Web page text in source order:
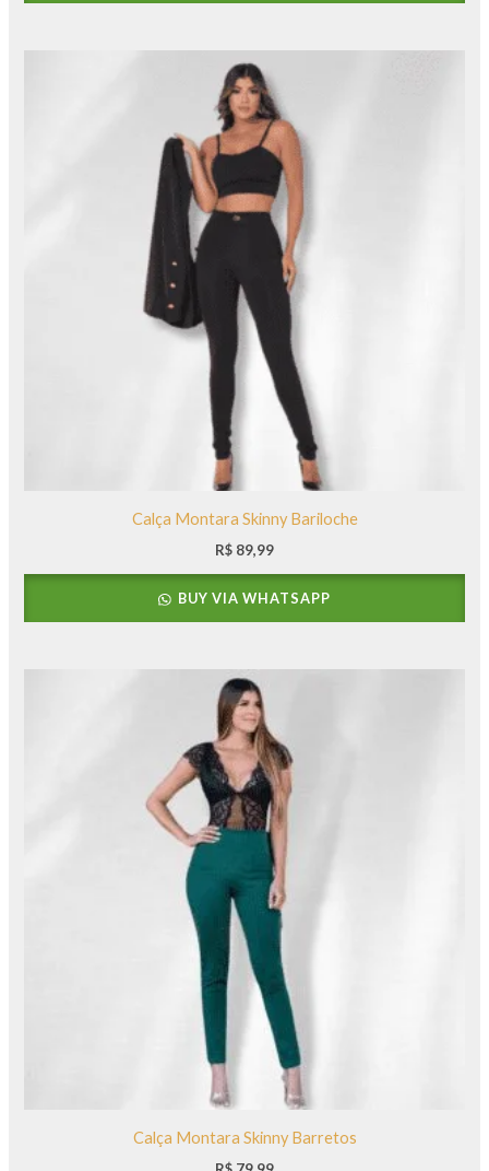
Calça Montara Skinny Bariloche
R$ 89,99
BUY VIA WHATSAPP
Calça Montara Skinny Barretos